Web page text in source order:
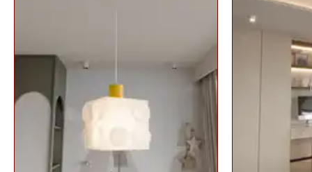
gün içinde bankanıza iletilir. İade sürecini başlatmak için lütfen
iade talebi oluşturunuz.